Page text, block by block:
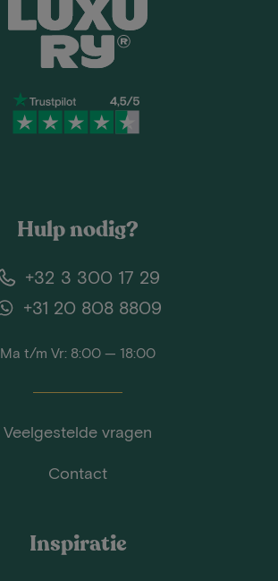
Hulp nodig?
+32 3 300 17 29
+31 20 808 8809
Ma t/m Vr: 8:00 — 18:00
Veelgestelde vragen
Contact
Inspiratie